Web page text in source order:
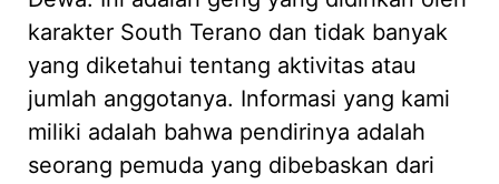
karakter South Terano dan tidak banyak
yang diketahui tentang aktivitas atau
jumlah anggotanya. Informasi yang kami
miliki adalah bahwa pendirinya adalah
seorang pemuda yang dibebaskan dari